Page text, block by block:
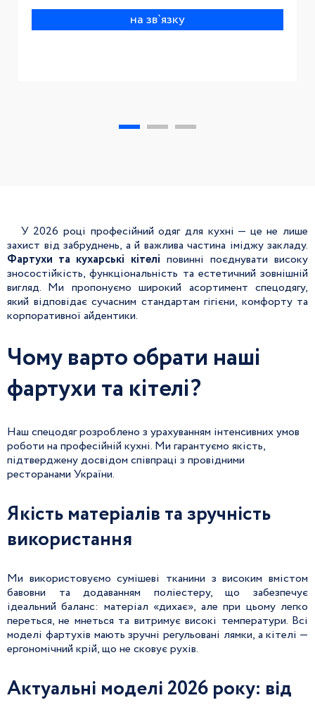
на зв`язку
У 2026 році професійний одяг для кухні — це не лише
захист від забруднень, а й важлива частина іміджу закладу.
Фартухи та кухарські
кітелі повинні поєднувати високу
зносостійкість, функціональність та естетичний зовнішній
вигляд. Ми пропонуємо широкий асортимент спецодягу,
який відповідає сучасним стандартам гігієни, комфорту та
корпоративної айдентики.
Чому варто обрати наші
фартухи та кітелі?
Наш спецодяг розроблено з урахуванням інтенсивних умов
роботи на професійній кухні. Ми гарантуємо якість,
підтверджену досвідом співпраці з провідними
ресторанами України.
Якість матеріалів та зручність
використання
Ми використовуємо сумішеві тканини з високим вмістом
бавовни та додаванням поліестеру, що забезпечує
ідеальний баланс: матеріал «дихає», але при цьому легко
переться, не мнеться та витримує високі температури. Всі
моделі фартухів мають зручні регульовані лямки, а кітелі —
ергономічний крій, що не сковує рухів.
Актуальні моделі 2026 року: від